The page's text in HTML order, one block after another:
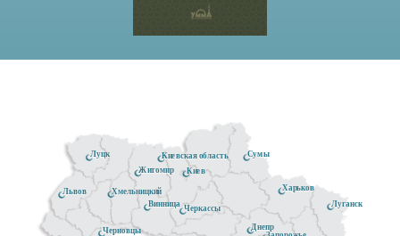
Черкассы
Черновцы
Сумы
Луганск
Киев
Днепр
Киевская область
Житомир
Винница
Хмельницкий
Луцк
Львов Харьков